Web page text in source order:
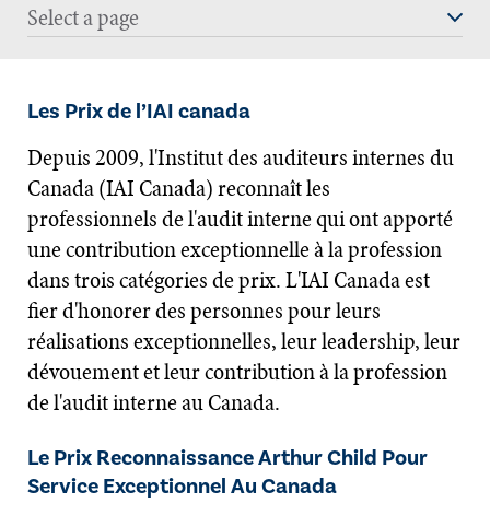
Select a page
Les Prix de l’IAI canada
Depuis 2009, l'Institut des auditeurs internes du
Canada (IAI Canada) reconnaît les
professionnels de l'audit interne qui ont apporté
une contribution exceptionnelle à la profession
dans trois catégories de prix. L'IAI Canada est
fier d'honorer des personnes pour leurs
réalisations exceptionnelles, leur leadership, leur
dévouement et leur contribution à la profession
de l'audit interne au Canada.
Le Prix Reconnaissance Arthur Child Pour
Service Exceptionnel Au Canada